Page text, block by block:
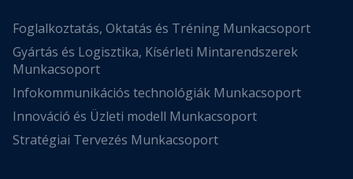
Foglalkoztatás, Oktatás és Tréning Munkacsoport
Gyártás és Logisztika, Kísérleti Mintarendszerek
Munkacsoport
Infokommunikációs technológiák Munkacsoport
Innováció és Üzleti modell Munkacsoport
Stratégiai Tervezés Munkacsoport